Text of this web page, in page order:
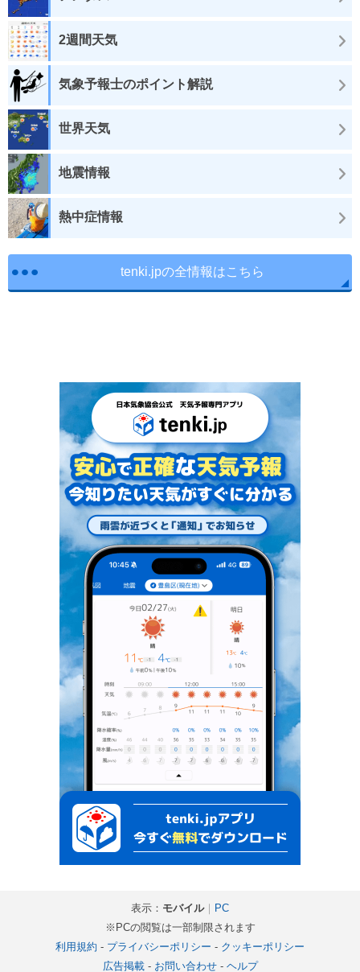
2週間天気
気象予報士のポイント解説
世界天気
地震情報
熱中症情報
tenki.jpの全情報はこちら
表示： モバイル｜ PC
※PCの閲覧は一部制限されます
利用規約 - プライバシーポリシー - クッキーポリシー
広告掲載- お問い合わせ- ヘルプ